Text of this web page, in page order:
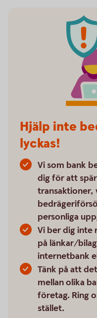
Hjälp inte
lyckas!
Vi som bank
dig för att
transaktioner,
personliga
Vi ber dig inte
på länkar/
internetbank
Tänk på att
mellan olika
företag. Ring
stället.